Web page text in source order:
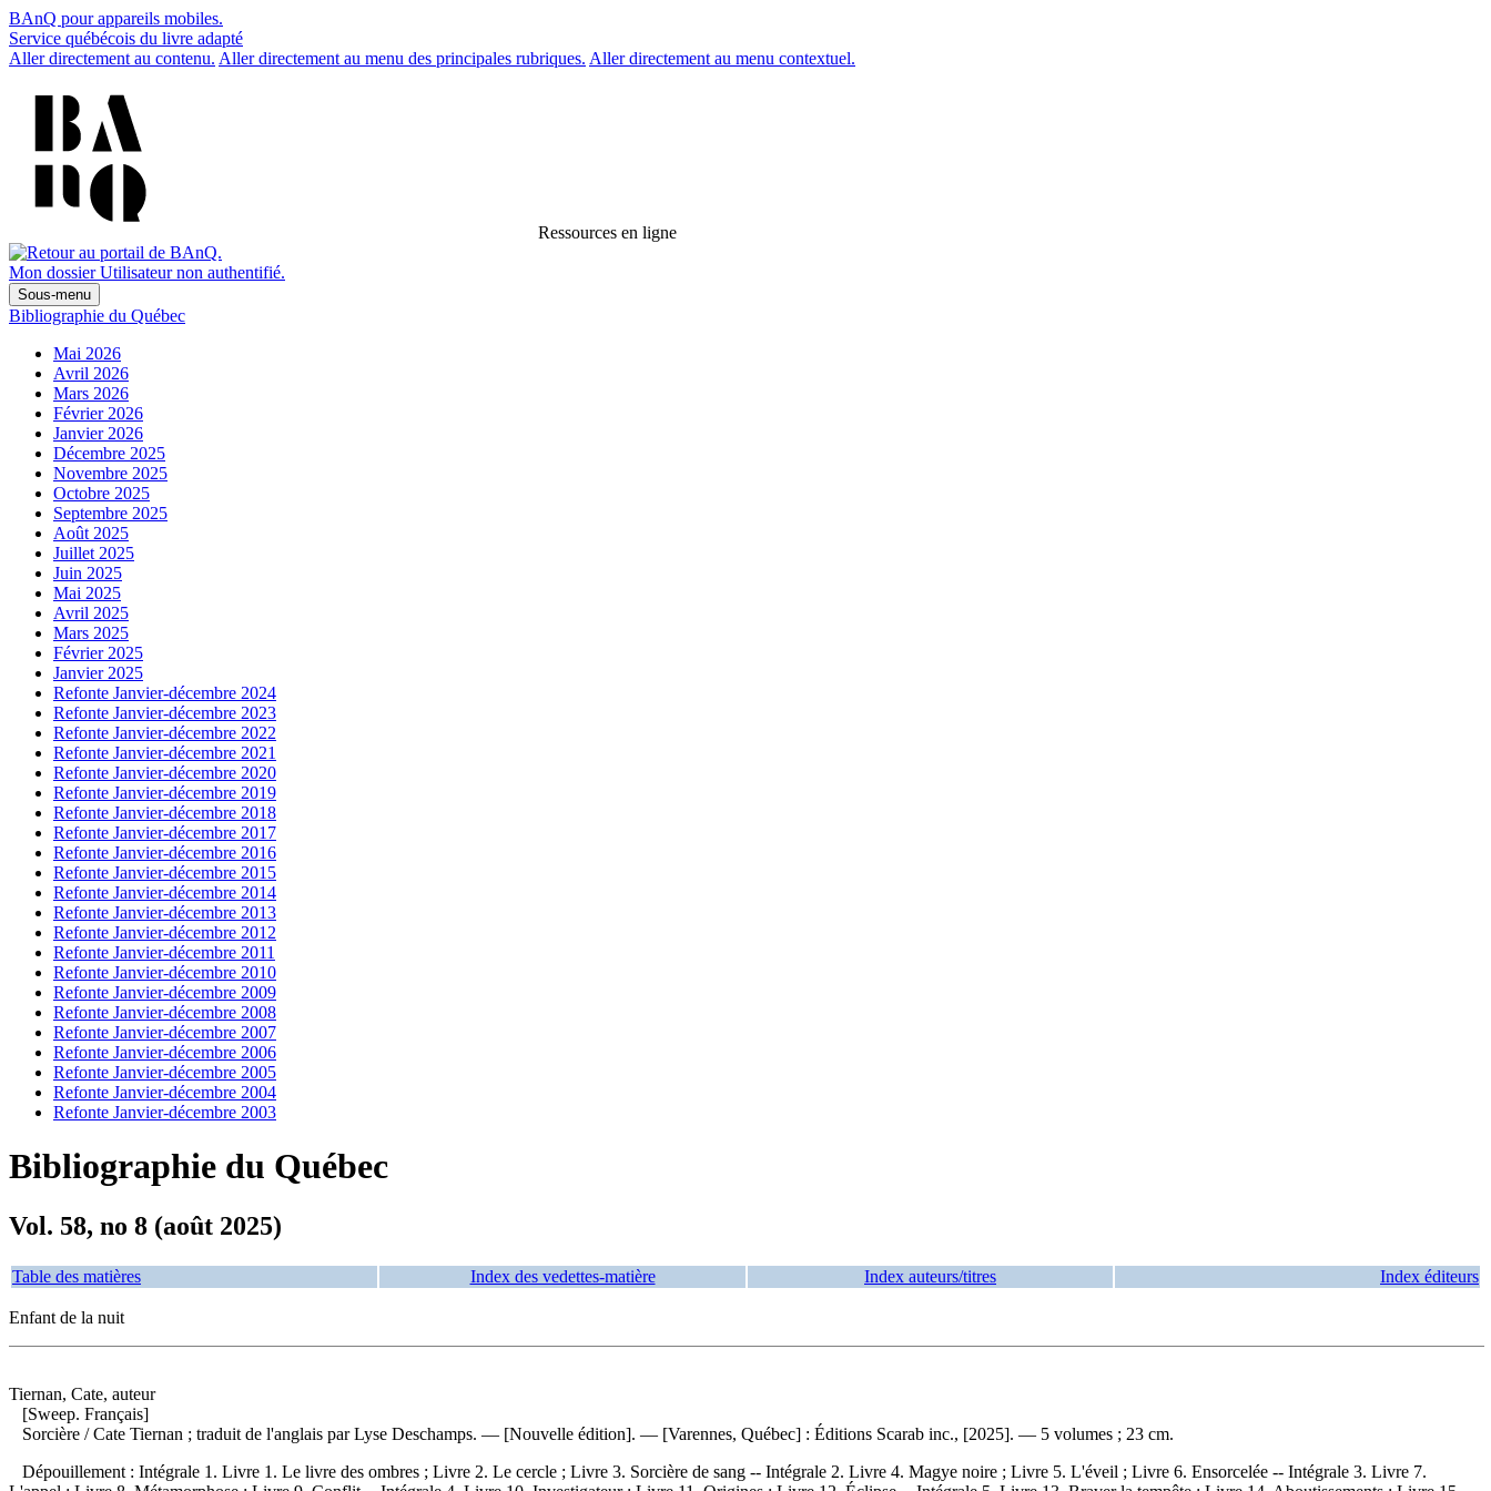
BAnQ pour appareils mobiles.
Service québécois du livre adapté
Aller directement au contenu. Aller directement au menu des principales rubriques. Aller directement au menu contextuel.
Ressources en ligne
Mon dossier Utilisateur non authentifié.
Sous-menu
Bibliographie du Québec
Mai 2026
Avril 2026
Mars 2026
Février 2026
Janvier 2026
Décembre 2025
Novembre 2025
Octobre 2025
Septembre 2025
Août 2025
Juillet 2025
Juin 2025
Mai 2025
Avril 2025
Mars 2025
Février 2025
Janvier 2025
Refonte Janvier-décembre 2024
Refonte Janvier-décembre 2023
Refonte Janvier-décembre 2022
Refonte Janvier-décembre 2021
Refonte Janvier-décembre 2020
Refonte Janvier-décembre 2019
Refonte Janvier-décembre 2018
Refonte Janvier-décembre 2017
Refonte Janvier-décembre 2016
Refonte Janvier-décembre 2015
Refonte Janvier-décembre 2014
Refonte Janvier-décembre 2013
Refonte Janvier-décembre 2012
Refonte Janvier-décembre 2011
Refonte Janvier-décembre 2010
Refonte Janvier-décembre 2009
Refonte Janvier-décembre 2008
Refonte Janvier-décembre 2007
Refonte Janvier-décembre 2006
Refonte Janvier-décembre 2005
Refonte Janvier-décembre 2004
Refonte Janvier-décembre 2003
Bibliographie du Québec
Vol. 58, no 8 (août 2025)
Table des matières Index des vedettes-matière Index auteurs/titres Index éditeurs
Enfant de la nuit
Tiernan, Cate, auteur
[Sweep. Français]
Sorcière / Cate Tiernan ; traduit de l'anglais par Lyse Deschamps. — [Nouvelle édition]. — [Varennes, Québec] : Éditions Scarab inc., [2025]. — 5 volumes ; 23 cm.
Dépouillement : Intégrale 1. Livre 1. Le livre des ombres ; Livre 2. Le cercle ; Livre 3. Sorcière de sang -- Intégrale 2. Livre 4. Magye noire ; Livre 5. L'éveil ; Livre 6. Ensorcelée -- Intégrale 3. Livre 7.